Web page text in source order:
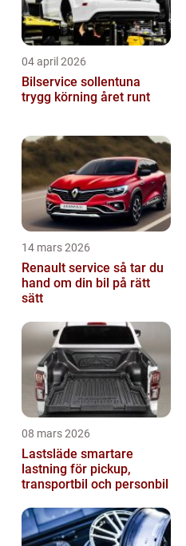
04 april 2026
Bilservice sollentuna
trygg körning året runt
14 mars 2026
Renault service så tar du
hand om din bil på rätt
sätt
08 mars 2026
Lastsläde smartare
lastning för pickup,
transportbil och personbil